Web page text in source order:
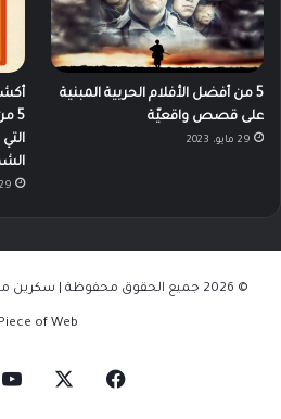
5 من أفضل الأفلام الحربية المبنية
على قصص واقعيّة
29 مايو، 2023
5
29 مايو، 2023
© 2026 جميع الحقوق محفوظة | سكرين ميكس - الموقع مستضاف على
Piece of Web
فيسبوك